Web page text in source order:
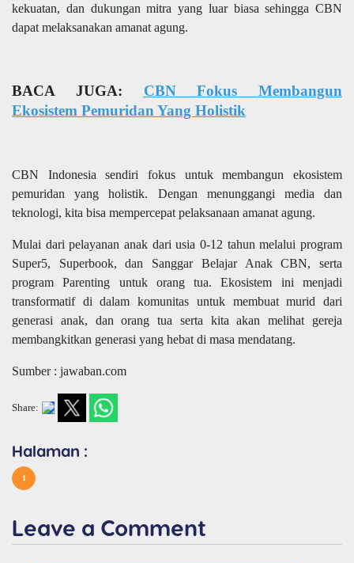
kekuatan, dan dukungan mitra yang luar biasa sehingga CBN
dapat melaksanakan amanat agung.
BACA JUGA: CBN Fokus Membangun
Ekosistem Pemuridan Yang Holistik
CBN Indonesia sendiri fokus untuk membangun ekosistem
pemuridan yang holistik. Dengan menunggangi media dan
teknologi, kita bisa mempercepat pelaksanaan amanat agung.
Mulai dari pelayanan anak dari usia 0-12 tahun melalui program
Super5, Superbook, dan Sanggar Belajar Anak CBN, serta
program Parenting untuk orang tua. Ekosistem ini menjadi
transformatif di dalam komunitas untuk membuat murid dari
generasi anak, dan orang tua serta kita akan melihat gereja
membangkitkan generasi yang hebat di masa mendatang.
Sumber : jawaban.com
Share:
Halaman :
1
Leave a Comment